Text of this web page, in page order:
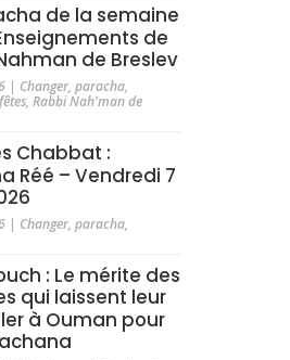
de la semaine
de
de Breslev
| Changer, paracha,
,Rabbi Nah'man de
Chabbat :
Réé – Vendredi 7
| Changer, paracha,
: Le mérite des
qui laissent leur
à Ouman pour